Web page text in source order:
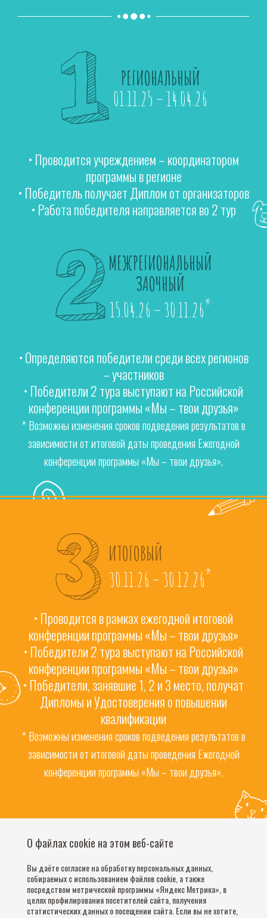
РЕГИОНАЛЬНЫЙ
01.11.25 – 14.04.26
• Проводится учреждением – координатором
программы в регионе
• Победитель получает Диплом от организаторов
• Работа победителя направляется во 2 тур
МЕЖРЕГИОНАЛЬНЫЙ
ЗАОЧНЫЙ
15.04.26 – 30.11.26*
• Определяются победители среди всех регионов
– участников
• Победители 2 тура выступают на Российской
конференции программы «Мы – твои друзья»
* Возможны изменения сроков подведения результатов в
зависимости от итоговой даты проведения Ежегодной
конференции программы «Мы – твои друзья».
ИТОГОВЫЙ
30.11.26 – 30.12.26*
• Проводится в рамках ежегодной итоговой
конференции программы «Мы – твои друзья»
• Победители 2 тура выступают на Российской
конференции программы «Мы – твои друзья»
• Победители, занявшие 1, 2 и 3 место, получат
Дипломы и Удостоверения о повышении
квалификации
* Возможны изменения сроков подведения результатов в
зависимости от итоговой даты проведения Ежегодной
конференции программы «Мы – твои друзья».
Часто задаваемые вопросы
Обратная связь
Конфиденциальность
Реестр контрагентов
Линия заботы:
О файлах cookie на этом веб-сайте
Вы даёте согласие на обработку персональных данных,
собираемых с использованием файлов cookie, а также
посредством метрической программы «Яндекс Метрика», в
целях профилирования посетителей сайта, получения
статистических данных о посещении сайта. Если вы не хотите,